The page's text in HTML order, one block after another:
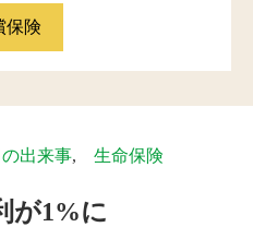
保険
出来事 生命保険
が1%に